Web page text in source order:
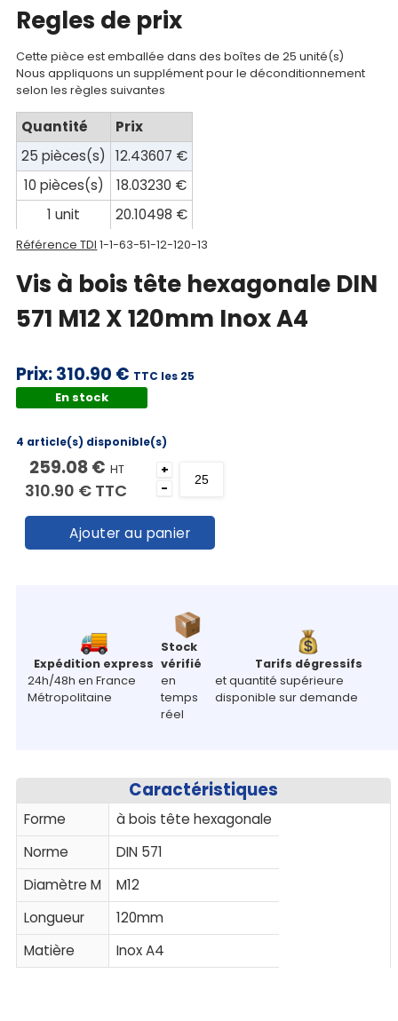
Documentations
Mon
compte
Mon
panier
Contact
Regles de prix
Cette pièce est emballée dans des boîtes de 25 unité(s)
Nous appliquons un supplément pour le déconditionnement
selon les règles suivantes
Quantité
Prix
25 pièces(s)
12.43607 €
10 pièces(s)
18.03230 €
1 unit
20.10498 €
Référence TDI 1-1-63-51-12-120-13
Vis à bois tête hexagonale DIN
571 M12 X 120mm Inox A4
Prix:310.90 € TTC les 25
En stock
4 article(s) disponible(s)
259.08 € HT
310.90 € TTC
+
-
Ajouter au panier
Expédition express
24h/48h en France
Métropolitaine
Stock
vérifié
en
temps
réel
Tarifs dégressifs
et quantité supérieure
disponible sur demande
Caractéristiques
Forme
à bois tête hexagonale
Norme
DIN 571
Diamètre M
M12
Longueur
120mm
Matière
Inox A4